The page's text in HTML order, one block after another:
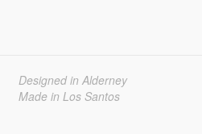
Designed in Alderney
Made in Los Santos